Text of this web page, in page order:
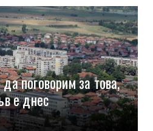
поговорим за това,
е днес